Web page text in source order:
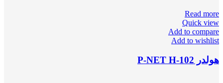
Read more
Quick view
Add to compare
Add to wishlist
هولدر P-NET H-102